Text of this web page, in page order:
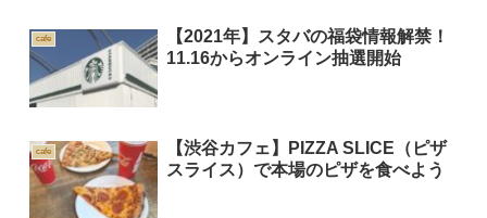
cafe
【2021年】スタバの福袋情報解禁！
11.16からオンライン抽選開始
cafe
【渋谷カフェ】PIZZA SLICE（ピザ
スライス）で本場のピザを食べよう